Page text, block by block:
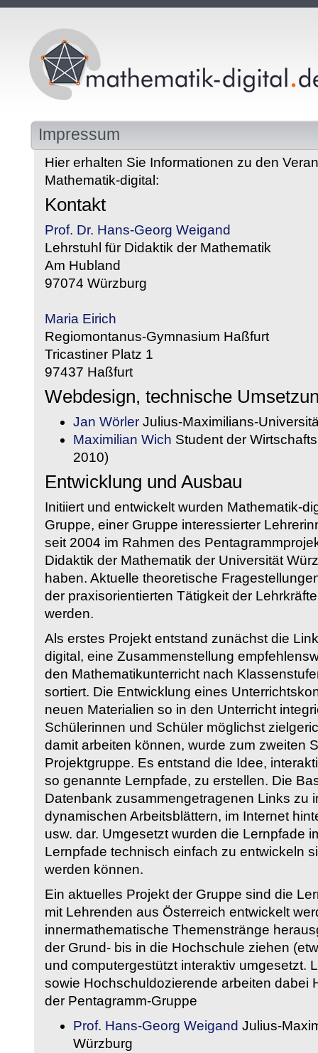
Impressum
Hier erhalten Sie Informationen zu den
Mathematik-digital:
Kontakt
Prof. Dr. Hans-Georg Weigand
Lehrstuhl für Didaktik der Mathematik
Am Hubland
97074 Würzburg
Maria Eirich
Regiomontanus-Gymnasium Haßfurt
Tricastiner Platz 1
97437 Haßfurt
Webdesign, technische
Jan Wörler Julius-Maximilians-
Maximilian Wich Student der
2010)
Entwicklung und Ausbau
Initiiert und entwickelt wurden Mathematik-
Gruppe, einer Gruppe interessierter
seit 2004 im Rahmen des
Didaktik der Mathematik der Universität
haben. Aktuelle theoretische
der praxisorientierten Tätigkeit der
werden.
Als erstes Projekt entstand zunächst die
digital, eine Zusammenstellung
den Mathematikunterricht nach
sortiert. Die Entwicklung eines
neuen Materialien so in den Unterricht
Schülerinnen und Schüler möglichst
damit arbeiten können, wurde zum zweiten
Projektgruppe. Es entstand die Idee,
so genannte Lernpfade, zu erstellen. Die
Datenbank zusammengetragenen Links zu
dynamischen Arbeitsblättern, im Internet
usw. dar. Umgesetzt wurden die Lernpfade
Lernpfade technisch einfach zu entwickeln
werden können.
Ein aktuelles Projekt der Gruppe sind die
mit Lehrenden aus Österreich entwickelt
innermathematische Themenstränge
der Grund- bis in die Hochschule ziehen
und computergestützt interaktiv umgesetzt.
sowie Hochschuldozierende arbeiten dabei
der Pentagramm-Gruppe
Prof. Hans-Georg Weigand Julius-
Würzburg